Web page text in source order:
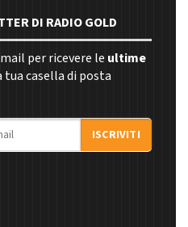
DI RADIO GOLD
per ricevere le ultime
casella di posta
ISCRIVITI